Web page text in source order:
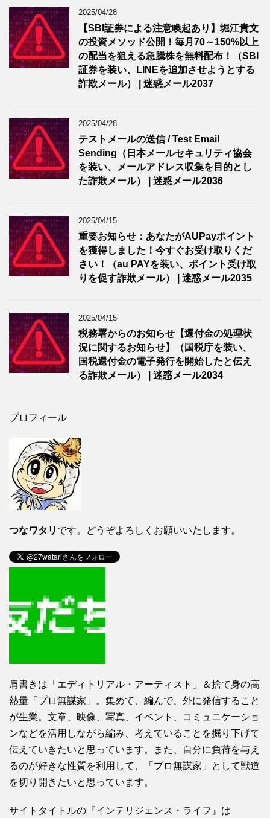
2025/04/28
【SBI証券による注意喚起あり】堀江貴文
の投資メソッド公開！毎月70～150%以上
の配当を狙える急騰株を無料配布！（SBI
証券を装い、LINEを追加させようとする
詐欺メール） | 迷惑メール2037
2025/04/28
テストメールの送信 / Test Email
Sending（日本メールセキュリティ協会
を装い、メールアドレス収集を目的とし
た詐欺メール） | 迷惑メール2036
2025/04/15
重要お知らせ：あなたがAUPayポイント
を獲得しました！今すぐお受け取りくだ
さい！（au PAYを装い、ポイント受け取
りを促す詐欺メール） | 迷惑メール2035
2025/04/15
税務署からのお知らせ【還付金の処理状
況に関するお知らせ】（国税庁を装い、
国税還付金の電子発行を開始したと伝え
る詐欺メール） | 迷惑メール2034
プロフィール
つなワタリ です。どうぞよろしくお願いいたします。
肩書きは「エディトリアル・アーティスト」＆捨て身の高
熱量「プロ無謀家」。集めて、編んで、外に発信すること
が生業。文章、映像、写真、イベント、コミュニケーショ
ンなどを活用しながら編み、考えていることを掘り下げて
伝えていきたいと思っています。また、自分に負荷を与え
るのが好きな性質を利用して、「プロ無謀家」として獣道
を切り開きたいと思っています。
サイトタイトルの『インテリジェンス・ライフ』は